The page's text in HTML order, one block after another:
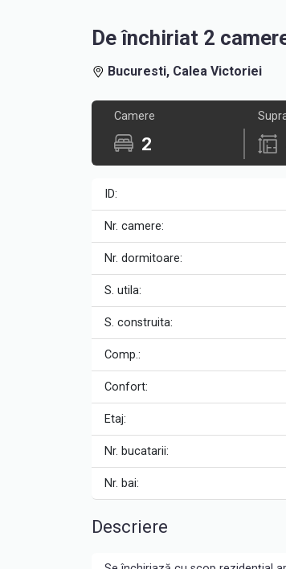
De închiriat 2
Bucuresti, Calea Victoriei
Camere
2
ID:
Nr. camere:
Nr. dormitoare:
S. utila:
S. construita:
Comp.:
Confort:
Etaj:
Nr. bucatarii:
Nr. bai:
Descriere